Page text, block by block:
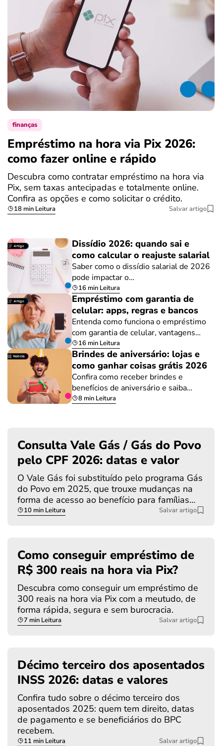
finanças
Empréstimo na hora via Pix 2026:
como fazer online e rápido
Descubra como contratar empréstimo na hora via
Pix, sem taxas antecipadas e totalmente online.
Confira as opções e como solicitar o crédito.
18 min Leitura Salvar artigo
Dissídio 2026: quando sai e
como calcular o reajuste salarial
Saber como o dissídio salarial de 2026
pode impactar o…
16 min Leitura
Empréstimo com garantia de
celular: apps, regras e bancos
Entenda como funciona o empréstimo
com garantia de celular, vantagens…
16 min Leitura
Brindes de aniversário: lojas e
como ganhar coisas grátis 2026
Confira como receber brindes e
benefícios de aniversário e saiba…
8 min Leitura
Consulta Vale Gás / Gás do Povo
pelo CPF 2026: datas e valor
O Vale Gás foi substituído pelo programa Gás
do Povo em 2025, que trouxe mudanças na
forma de acesso ao benefício para famílias…
10 min Leitura Salvar artigo
Como conseguir empréstimo de
R$ 300 reais na hora via Pix?
Descubra como conseguir um empréstimo de
300 reais na hora via Pix com a meutudo, de
forma rápida, segura e sem burocracia.
7 min Leitura Salvar artigo
Décimo terceiro dos aposentados
INSS 2026: datas e valores
Confira tudo sobre o décimo terceiro dos
aposentados 2025: quem tem direito, datas
de pagamento e se beneficiários do BPC
recebem.
11 min Leitura Salvar artigo